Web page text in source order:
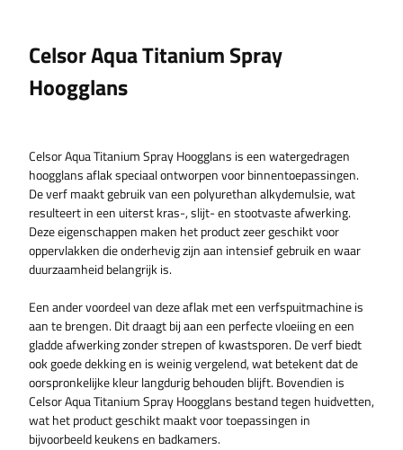
Celsor Aqua Titanium Spray
Hoogglans
Celsor Aqua Titanium Spray Hoogglans is een watergedragen
hoogglans aflak speciaal ontworpen voor binnentoepassingen.
De verf maakt gebruik van een polyurethan alkydemulsie, wat
resulteert in een uiterst kras-, slijt- en stootvaste afwerking.
Deze eigenschappen maken het product zeer geschikt voor
oppervlakken die onderhevig zijn aan intensief gebruik en waar
duurzaamheid belangrijk is.
Een ander voordeel van deze aflak met een verfspuitmachine is
aan te brengen. Dit draagt bij aan een perfecte vloeiing en een
gladde afwerking zonder strepen of kwastsporen. De verf biedt
ook goede dekking en is weinig vergelend, wat betekent dat de
oorspronkelijke kleur langdurig behouden blijft. Bovendien is
Celsor Aqua Titanium Spray Hoogglans bestand tegen huidvetten,
wat het product geschikt maakt voor toepassingen in
bijvoorbeeld keukens en badkamers.